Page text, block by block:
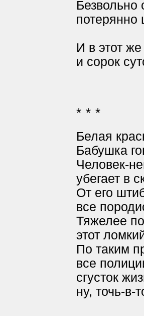
Безвольно
И в этот
и сорок
* * *
Белая
Бабушка
Человек-
убегает в
От его
все
Тяжелее
этот
По таким
все
сгусток
ну, точь-в-